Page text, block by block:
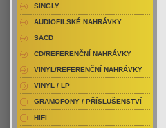
SINGLY
AUDIOFILSKÉ NAHRÁVKY
SACD
CD/REFERENČNÍ NAHRÁVKY
VINYL/REFERENČNÍ NAHRÁVKY
VINYL / LP
GRAMOFONY / PŘÍSLUŠENSTVÍ
HIFI